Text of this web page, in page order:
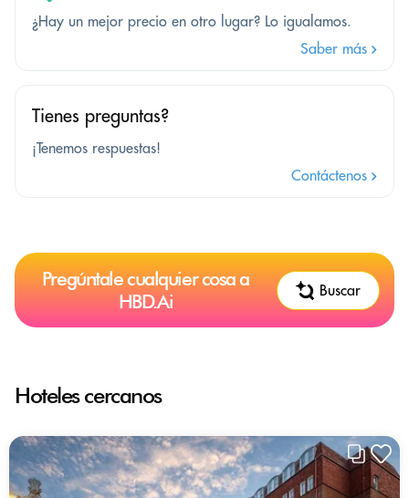
¿Hay un mejor precio en otro lugar? Lo igualamos.
Saber más
Tienes preguntas?
¡Tenemos respuestas!
Contáctenos
Pregúntale cualquier cosa a
HBD.Ai
Buscar
Hoteles cercanos